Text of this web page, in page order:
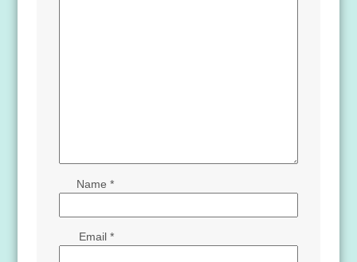
Name *
Email *